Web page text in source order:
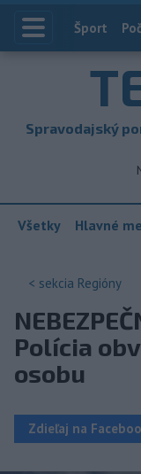
Index
Šport
Spravodajský
Všetky Hlavné
< sekcia Regióny
Polícia
osobu
Zdieľaj na